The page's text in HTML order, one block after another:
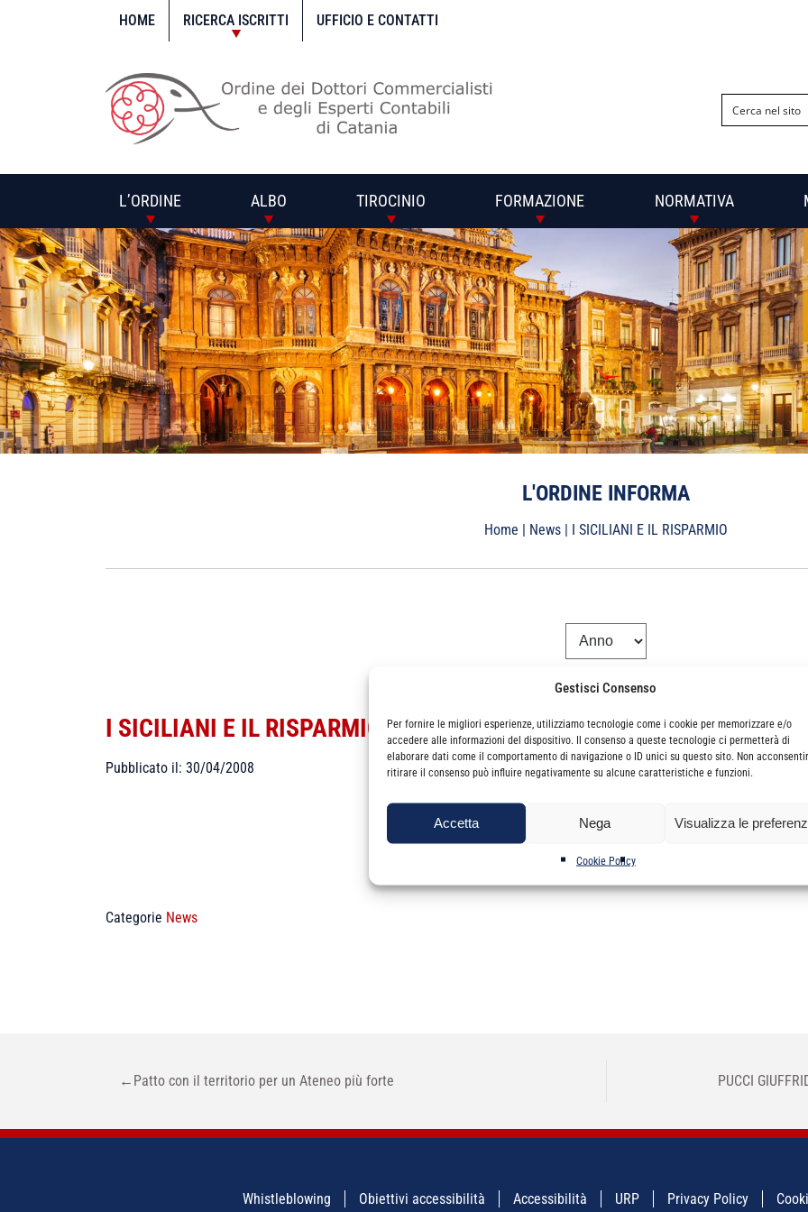
Gestisci Consenso
Per fornire le migliori esperienze, utilizziamo tecnologie come i cookie per memorizzare e/o
accedere alle informazioni del dispositivo. Il consenso a queste tecnologie ci permetterà di
elaborare dati come il comportamento di navigazione o ID unici su questo sito. Non
ritirare il consenso può influire negativamente su alcune caratteristiche e funzioni.
Accetta Nega Visualizza le
Cookie Policy
HOME RICERCA ISCRITTI UFFICIO E CONTATTI
L’ORDINE ALBO TIROCINIO FORMAZIONE NORMATIVA
L'ORDINE INFORMA
Home | News | I SICILIANI E IL RISPARMIO
I SICILIANI E IL RISPARMIO
Pubblicato il: 30/04/2008
Categorie News
← Patto con il territorio per un Ateneo più forte PUCCI
Whistleblowing Obiettivi accessibilità Accessibilità URP Privacy Policy